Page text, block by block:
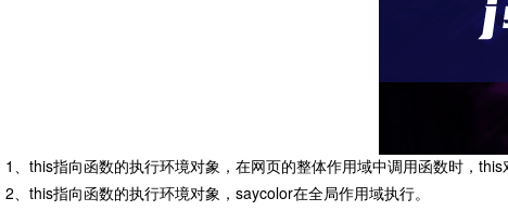
1、this指向函数的执行环境对象，在网页的整体作用域中调用函数时，this
2、this指向函数的执行环境对象，saycolor在全局作用域执行。